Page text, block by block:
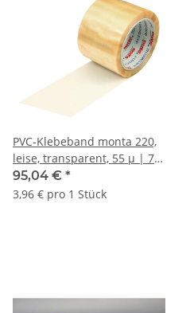
PVC-Klebeband monta 220,
leise, transparent, 55 µ | 75
mm x 66 lfm. | VE = 24 Stk.
95,04 € *
3,96 € pro 1 Stück